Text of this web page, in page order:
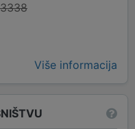
Više informacija